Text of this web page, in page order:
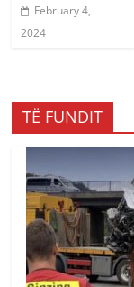
February 4,
2024
TË FUNDIT